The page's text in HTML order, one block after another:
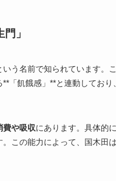
」
いう名前で知られています。
「飢餓感」**と連動してお
費や吸収にあります。具体的
この能力によって、国木田